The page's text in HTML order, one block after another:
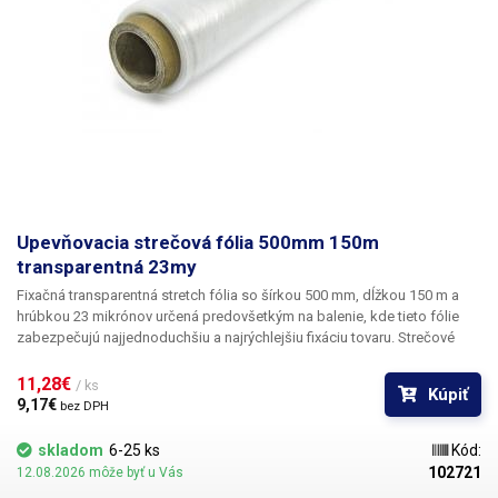
Upevňovacia strečová fólia 500mm 150m
transparentná 23my
Fixačná transparentná stretch fólia so šírkou 500 mm, dĺžkou 150 m a
hrúbkou 23 mikrónov určená predovšetkým na balenie, kde tieto fólie
zabezpečujú najjednoduchšiu a najrýchlejšiu fixáciu tovaru. Strečové
používaným materiálom na balenie tovaru, jednotlivých krabíc alebo
paletizáciu. Fólia je mechanicky odolná, zabraňuje poškriabaniu
výrobkov - napríklad lesklých kovových povrchov, skla. Vhodná aj na
upevnenie škatúľ k sebe alebo na balenie jednotlivých tovarov.
Najideálnejší prostriedok na balenie paliet (spolu s páskami). Vo
viacerých vrstvách fólia poskytuje dôležitú ochranu pred mechanickým
11,28€ / ks
9,17€ bez DPH
Kúpiť
skladom 6-25 ks
12.08.2026 môže byť u Vás
Kód:
102721